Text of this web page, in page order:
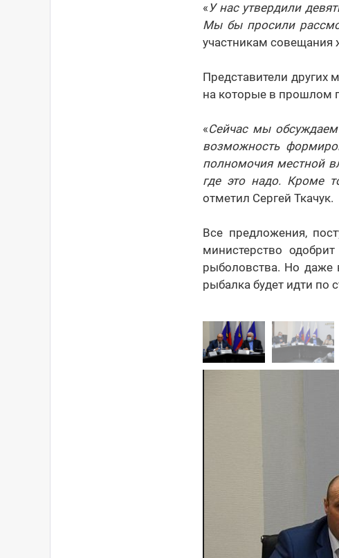
«У нас утвердили
Мы бы просили
участникам совещания
Представители других
на которые в прошлом
«Сейчас мы
возможность
полномочия местной
где это надо. Кроме
отметил Сергей Ткачук.
Все предложения,
министерство
рыболовства. Но даже
рыбалка будет идти по